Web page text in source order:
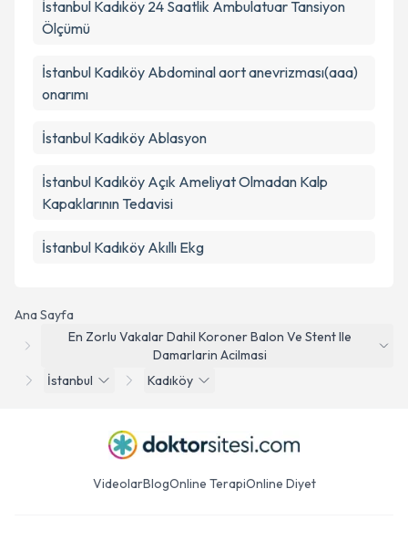
Ana Sayfa
En Zorlu Vakalar Dahil Koroner Balon Ve Stent Ile
Damarlarin Acilmasi
İstanbul
Kadıköy
İstanbul Kadıköy 24 Saatlik Ambulatuar Tansiyon
Ölçümü
İstanbul Kadıköy Abdominal aort anevrizması(aaa)
onarımı
İstanbul Kadıköy Ablasyon
İstanbul Kadıköy Açık Ameliyat Olmadan Kalp
Kapaklarının Tedavisi
İstanbul Kadıköy Akıllı Ekg
VideolarBlogOnline TerapiOnline Diyet